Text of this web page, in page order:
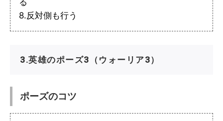
8.反対側も行う
3.英雄のポーズ3（ウォーリア3）
ポーズのコツ